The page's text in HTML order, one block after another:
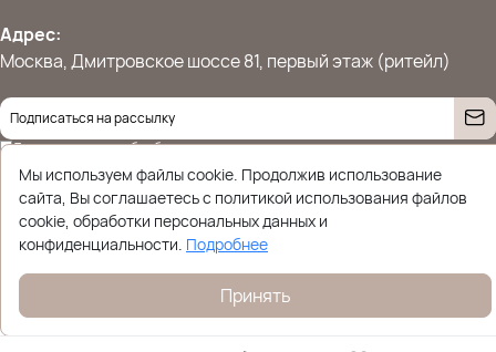
Адрес:
Москва, Дмитровское шоссе 81, первый этаж (ритейл)
Даю согласие наобработку персональных данных
© 2026 Ettoplus.ru — Все права защищены.
Политика конфиденциальности
Мы используем файлы cookie. Продолжив использование
сайта, Вы соглашаетесь с политикой использования файлов
cookie, обработки персональных данных и
конфиденциальности. Подробнее
Принять